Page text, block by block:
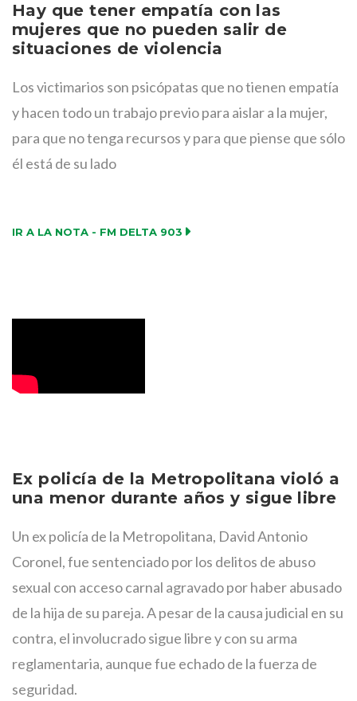
Hay que tener empatía con las
mujeres que no pueden salir de
situaciones de violencia
Los victimarios son psicópatas que no tienen empatía
y hacen todo un trabajo previo para aislar a la mujer,
para que no tenga recursos y para que piense que sólo
él está de su lado
IR A LA NOTA - FM DELTA 903
Ex policía de la Metropolitana violó a
una menor durante años y sigue libre
Un ex policía de la Metropolitana, David Antonio
Coronel, fue sentenciado por los delitos de abuso
sexual con acceso carnal agravado por haber abusado
de la hija de su pareja. A pesar de la causa judicial en su
contra, el involucrado sigue libre y con su arma
reglamentaria, aunque fue echado de la fuerza de
seguridad.